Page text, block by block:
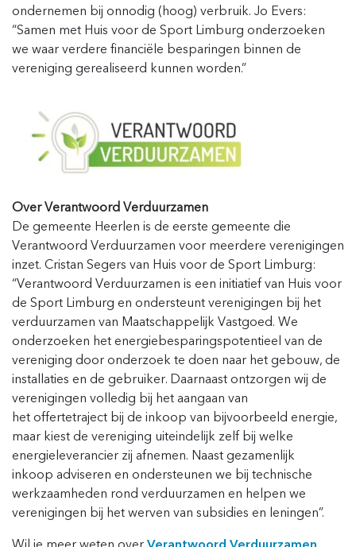
ondernemen bij onnodig (hoog) verbruik. Jo Evers:
“Samen met Huis voor de Sport Limburg onderzoeken
we waar verdere financiële besparingen binnen de
vereniging gerealiseerd kunnen worden.”
Over Verantwoord Verduurzamen
De gemeente Heerlen is de eerste gemeente die
Verantwoord Verduurzamen voor meerdere verenigingen
inzet. Cristan Segers van Huis voor de Sport Limburg:
“Verantwoord Verduurzamen is een initiatief van Huis voor
de Sport Limburg en ondersteunt verenigingen bij het
verduurzamen van Maatschappelijk Vastgoed. We
onderzoeken het energiebesparingspotentieel van de
vereniging door onderzoek te doen naar het gebouw, de
installaties en de gebruiker. Daarnaast ontzorgen wij de
verenigingen volledig bij het aangaan van
het offertetraject bij de inkoop van bijvoorbeeld energie,
maar kiest de vereniging uiteindelijk zelf bij welke
energieleverancier zij afnemen. Naast gezamenlijk
inkoop adviseren en ondersteunen we bij technische
werkzaamheden rond verduurzamen en helpen we
verenigingen bij het werven van subsidies en leningen”.
Wil je meer weten over Verantwoord Verduurzamen